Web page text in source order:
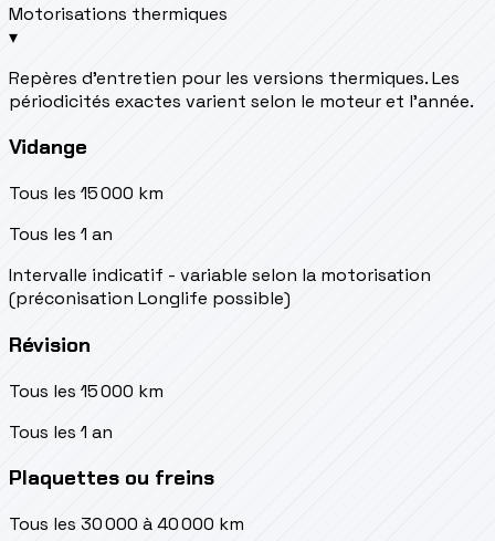
Motorisations thermiques
▾
Repères d’entretien pour les versions thermiques. Les
périodicités exactes varient selon le moteur et l’année.
Vidange
Tous les 15 000 km
Tous les 1 an
Intervalle indicatif - variable selon la motorisation
(préconisation Longlife possible)
Révision
Tous les 15 000 km
Tous les 1 an
Plaquettes ou freins
Tous les 30 000 à 40 000 km